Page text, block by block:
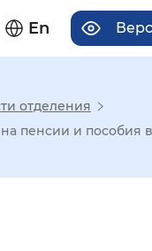
En
отделения
пенсии и пособия